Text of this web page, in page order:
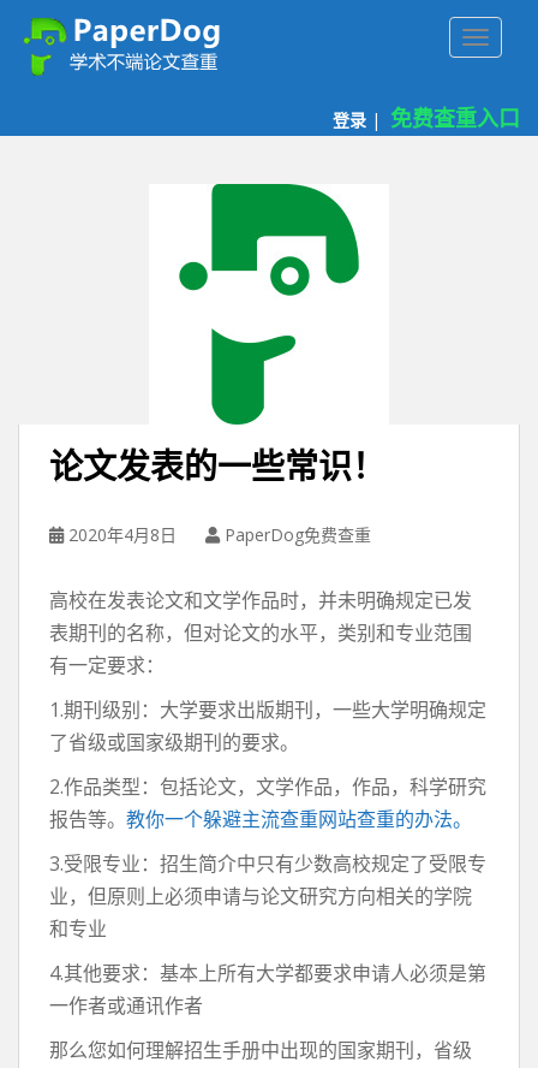
登录 | 免费查重入口
论文发表的一些常识！
2020年4月8日 PaperDog免费查重
高校在发表论文和文学作品时，并未明确规定已发
表期刊的名称，但对论文的水平，类别和专业范围
有一定要求：
1.期刊级别：大学要求出版期刊，一些大学明确规定
了省级或国家级期刊的要求。
2.作品类型：包括论文，文学作品，作品，科学研究
报告等。 教你一个躲避主流查重网站查重的办法。
3.受限专业：招生简介中只有少数高校规定了受限专
业，但原则上必须申请与论文研究方向相关的学院
和专业
4.其他要求：基本上所有大学都要求申请人必须是第
一作者或通讯作者
那么您如何理解招生手册中出现的国家期刊，省级